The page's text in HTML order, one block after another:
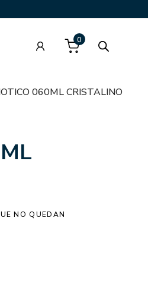
0
060ML CRISTALINO
NO QUEDAN